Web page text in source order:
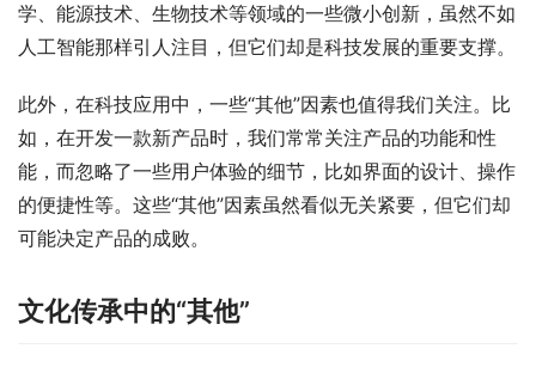
学、能源技术、生物技术等领域的一些微小创新，虽然不如
人工智能那样引人注目，但它们却是科技发展的重要支撑。
此外，在科技应用中，一些“其他”因素也值得我们关注。比
如，在开发一款新产品时，我们常常关注产品的功能和性
能，而忽略了一些用户体验的细节，比如界面的设计、操作
的便捷性等。这些“其他”因素虽然看似无关紧要，但它们却
可能决定产品的成败。
文化传承中的“其他”